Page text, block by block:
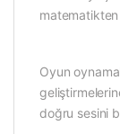
Oyun
doğru sesini